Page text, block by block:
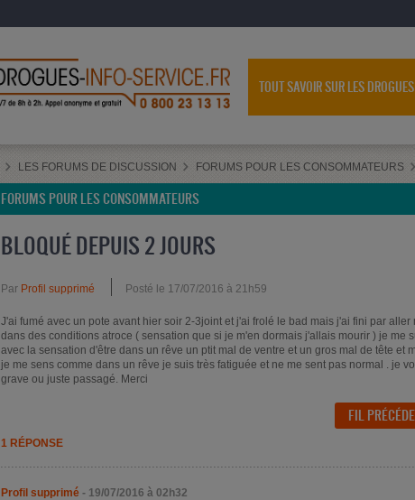
TOUT SAVOIR SUR LES DROGUES
LES FORUMS DE DISCUSSION FORUMS POUR LES CONSOMMATEURS
FORUMS POUR LES CONSOMMATEURS
BLOQUÉ DEPUIS 2 JOURS
Par Profil supprimé Posté le 17/07/2016 à 21h59
J'ai fumé avec un pote avant hier soir 2-3joint et j'ai frolé le bad mais j'ai fini par aller
dans des conditions atroce ( sensation que si je m'en dormais j'allais mourir ) je me
avec la sensation d'être dans un rêve un ptit mal de ventre et un gros mal de tête et
je me sens comme dans un rêve je suis très fatiguée et ne me sent pas normal . je
grave ou juste passagé. Merci
FIL
1 RÉPONSE
Profil supprimé - 19/07/2016 à 02h32